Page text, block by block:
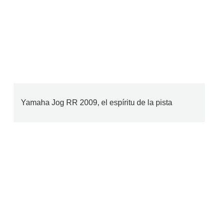
Yamaha Jog RR 2009, el espíritu de la pista